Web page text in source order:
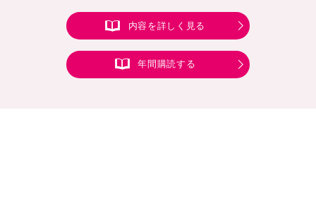
内容を詳しく見る
年間購読する